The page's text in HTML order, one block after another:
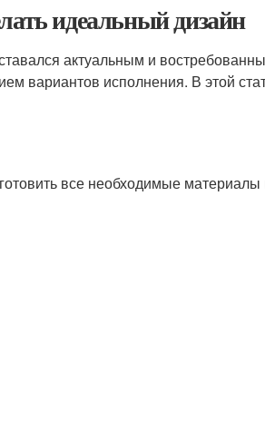
идеальный дизайн
актуальным и
вариантов исполнения. В этой
все необходимые материалы